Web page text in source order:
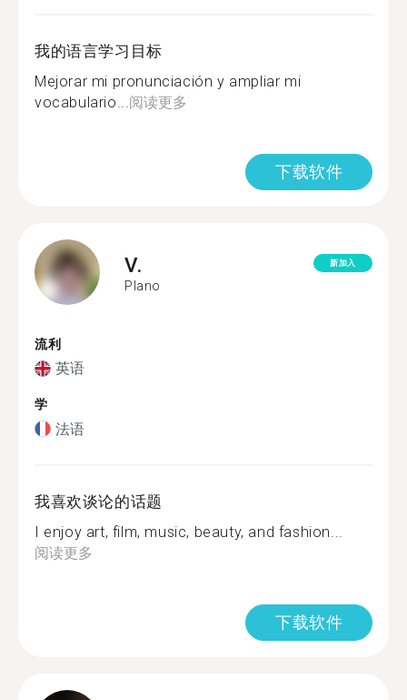
我的语言学习目标
Mejorar mi pronunciación y ampliar mi
vocabulario... 阅读更多
下载软件
V.
Plano
新加入
流利
英语
学
法语
我喜欢谈论的话题
I enjoy art, film, music, beauty, and fashion...
阅读更多
下载软件